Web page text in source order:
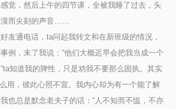
觉，然后上午的四节课，全被我睡了过去，头
漠而尖刻的声音……
友通电话，ta问起我转文和在新班级的情况，
例，末了我说：“他们大概迟早会把我当成一个
知道我的脾性，只是劝我不要那么固执。其实
用，彼此心照不宣。我内心却为有一个能了解
也总是默念老夫子的话：“人不知而不愠，不亦